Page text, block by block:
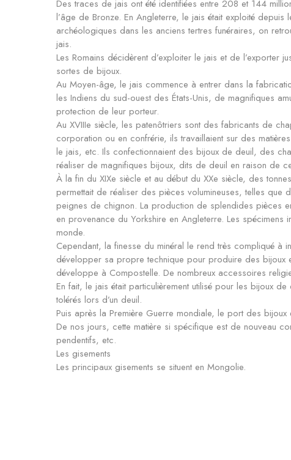
Des traces de jais ont été identifiées entre 208 et 144
l’âge de Bronze. En Angleterre, le jais était exploité depuis
archéologiques dans les anciens tertres funéraires, on
jais.
Les Romains décidèrent d’exploiter le jais et de l’exporter
sortes de bijoux.
Au Moyen-âge, le jais commence à entrer dans la
les Indiens du sud-ouest des États-Unis, de magnifiques
protection de leur porteur.
Au XVIIIe siècle, les patenôtriers sont des fabricants de
corporation ou en confrérie, ils travaillaient sur des
le jais, etc. Ils confectionnaient des bijoux de deuil, des
réaliser de magnifiques bijoux, dits de deuil en raison de
À la fin du XIXe siècle et au début du XXe siècle, des
permettait de réaliser des pièces volumineuses, telles
peignes de chignon. La production de splendides pièces
en provenance du Yorkshire en Angleterre. Les
monde.
Cependant, la finesse du minéral le rend très compliqué à
développer sa propre technique pour produire des bijoux
développe à Compostelle. De nombreux accessoires
En fait, le jais était particulièrement utilisé pour les bijoux
tolérés lors d’un deuil.
Puis après la Première Guerre mondiale, le port des
De nos jours, cette matière si spécifique est de nouveau
pendentifs, etc.
Les gisements
Les principaux gisements se situent en Mongolie.